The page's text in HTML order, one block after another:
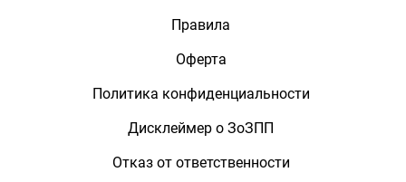
Правила
Оферта
Политика конфиденциальности
Дисклеймер о ЗоЗПП
Отказ от ответственности